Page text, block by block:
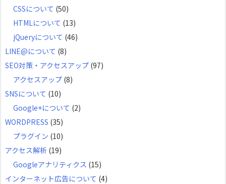
CSSについて (50)
HTMLについて (13)
jQueryについて (46)
LINE@について (8)
SEO対策・アクセスアップ (97)
アクセスアップ (8)
SNSについて (10)
Google+について (2)
WORDPRESS (35)
プラグイン (10)
アクセス解析 (19)
Googleアナリティクス (15)
インターネット広告について (4)